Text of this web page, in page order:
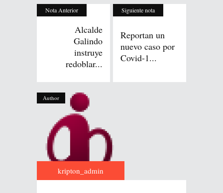
Nota Anterior
Alcalde
Galindo
instruye
redoblar...
Siguiente nota
Reportan un
nuevo caso por
Covid-1...
Author
kripton_admin